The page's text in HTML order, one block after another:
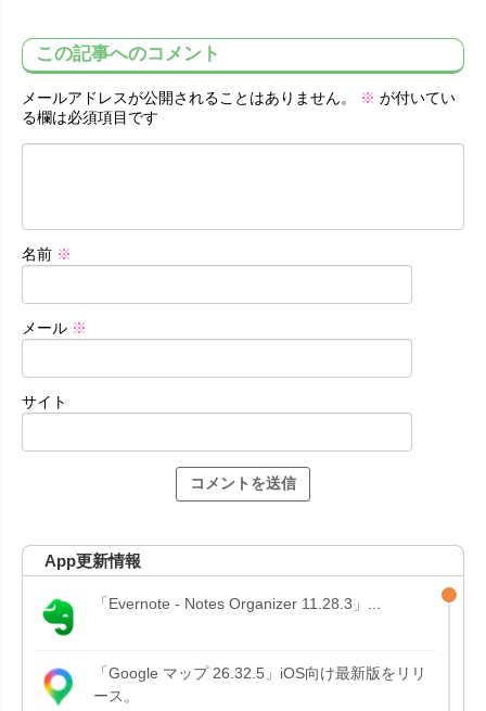
この記事へのコメント
メールアドレスが公開されることはありません。 ※ が付いてい
る欄は必須項目です
名前 ※
メール ※
サイト
App更新情報
「Evernote - Notes Organizer 11.28.3」...
「Google マップ 26.32.5」iOS向け最新版をリリ
ース。